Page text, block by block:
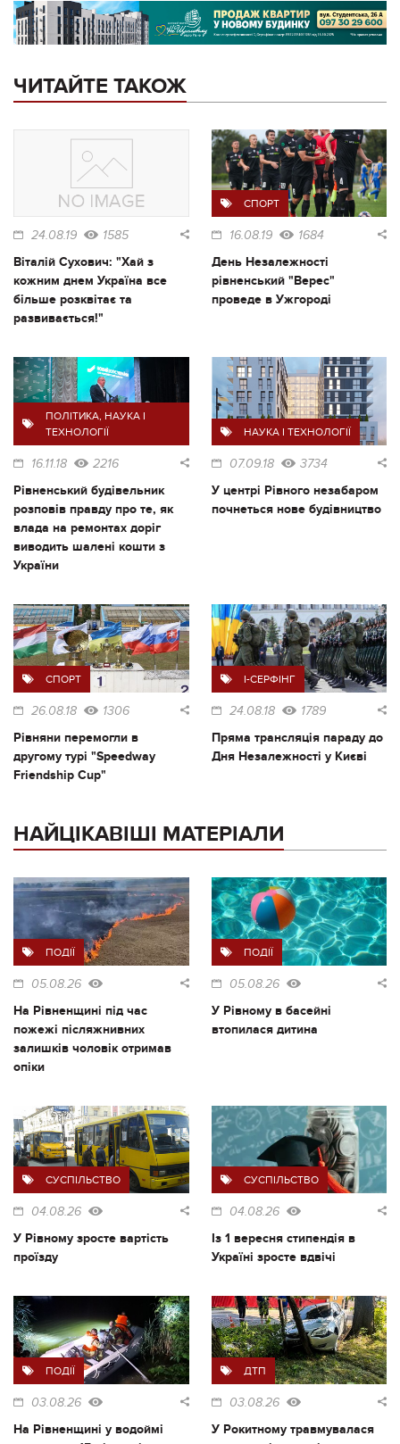
ЧИТАЙТЕ ТАКОЖ
24.08.19 1585
Віталій Сухович: "Хай з
кожним днем Україна все
більше розквітає та
развивається!"
СПОРТ
16.08.19 1684
День Незалежності
рівненський "Верес"
проведе в Ужгороді
ПОЛІТИКА, НАУКА І
ТЕХНОЛОГІЇ
16.11.18 2216
Рівненський будівельник
розповів правду про те, як
влада на ремонтах доріг
виводить шалені кошти з
України
НАУКА І ТЕХНОЛОГІЇ
07.09.18 3734
У центрі Рівного незабаром
почнеться нове будівництво
СПОРТ
26.08.18 1306
Рівняни перемогли в
другому турі "Speedway
Friendship Cup"
I-СЕРФІНГ
24.08.18 1789
Пряма трансляція параду до
Дня Незалежності у Києві
НАЙЦІКАВІШІ МАТЕРІАЛИ
ПОДІЇ
05.08.26
На Рівненщині під час
пожежі післяжнивних
залишків чоловік отримав
опіки
ПОДІЇ
05.08.26
У Рівному в басейні
втопилася дитина
СУСПІЛЬСТВО
04.08.26
У Рівному зросте вартість
проїзду
СУСПІЛЬСТВО
04.08.26
Із 1 вересня стипендія в
Україні зросте вдвічі
ПОДІЇ
03.08.26
На Рівненщині у водоймі
ДТП
03.08.26
У Рокитному травмувалася